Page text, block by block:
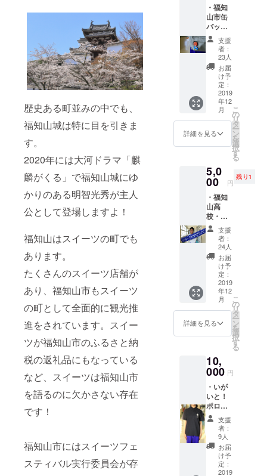
歴史ある町並みの中でも、
福知山城は特に目を引きま
す。
2020年には大河ドラマ「麒
麟がくる」で福知山城にゆ
かりのある明智光秀が主人
公として登場しますよ！
福知山はスイーツの町でも
あります。
たくさんのスイーツ店舗が
あり、福知山市もスイーツ
の町として全面的に観光推
進をされています。スイー
ツが福知山市のふるさと納
税の返礼品にもなっている
など、スイーツは福知山市
を語るのに欠かさない存在
です！
福知山市にはスイーツフェ
スティバル実行委員会が存
・福知
山市缶
バッチ
（2種類
1セッ
ト） ・
生徒た
ちから
の手紙
支援
者：
23人
お届
け予
定：
2019
年12
月
詳細を見る
こ
の
リ
タ
ー
ン
を
選
択
す
る
5,0
00 円
残り1
・福知
山高
校・附
属中学
校オリ
ジナル
タオル
・生徒
たちか
らの手
支援
者：
24人
お届
け予
定：
2019
年12
月
詳細を見る
こ
の
リ
タ
ー
ン
を
選
択
す
る
10,
000 円
・いが
いと！
ポロ
シャツ
・生徒
たちか
らの手
支援
者：
9人
お届
け予
定：
2019